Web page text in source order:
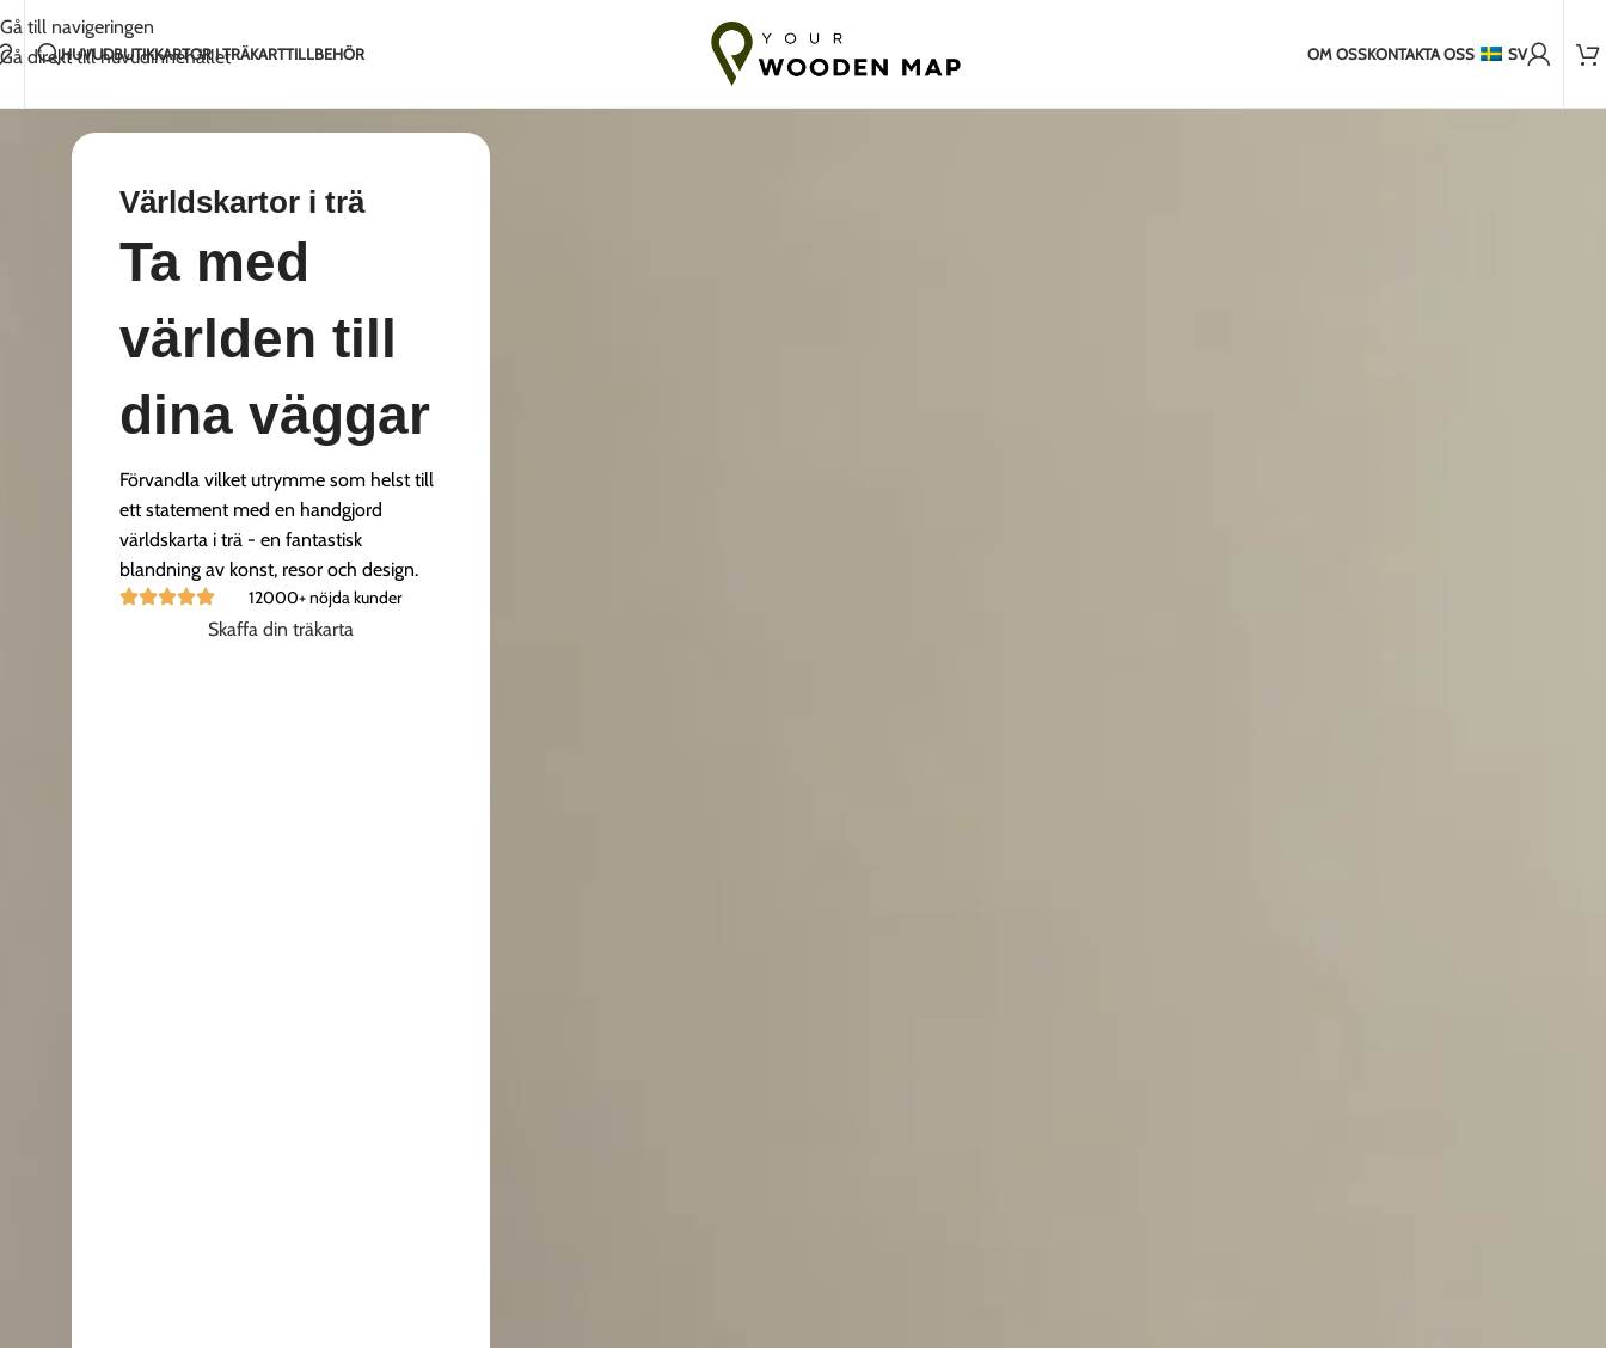
Gå till navigeringen
Gå direkt till huvudinnehållet
Handgjort med kärlek i Litauen 7-14 dagars frakt till EU
HUVUDBUTIKKARTOR I TRÄKARTTILLBEHÖR OM OSSKONTAKTA OSS SV
Världskartor i trä
Ta med
världen till
dina väggar
Förvandla vilket utrymme som helst till
ett statement med en handgjord
världskarta i trä - en fantastisk
blandning av konst, resor och design.
12000+ nöjda kunder
Skaffa din träkarta